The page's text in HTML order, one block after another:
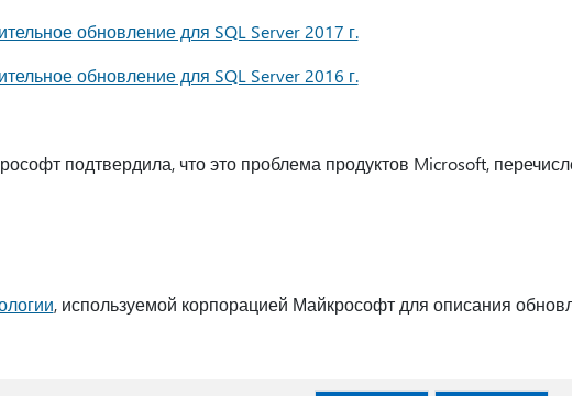
обновление для SQL Server 2017 г.
обновление для SQL Server 2016 г.
подтвердила, что это проблема продуктов Microsoft,
, используемой корпорацией Майкрософт для описания